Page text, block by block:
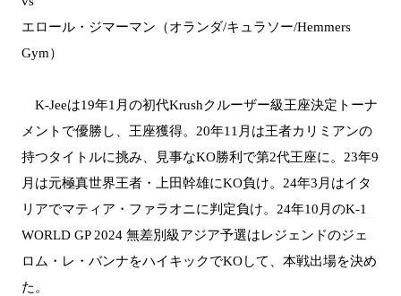
エロール・ジマーマン（オランダ/キュラソー/Hemmers
Gym）
K-Jeeは19年1月の初代Krushクルーザー級王座決定トーナ
メントで優勝し、王座獲得。20年11月は王者カリミアンの
持つタイトルに挑み、見事なKO勝利で第2代王座に。23年9
月は元極真世界王者・上田幹雄にKO負け。24年3月はイタ
リアでマティア・ファラオニに判定負け。24年10月のK-1
WORLD GP 2024 無差別級アジア予選はレジェンドのジェ
ロム・レ・バンナをハイキックでKOして、本戦出場を決め
た。